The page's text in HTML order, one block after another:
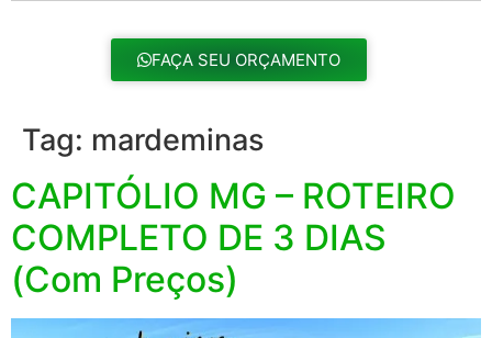
FAÇA SEU ORÇAMENTO
Tag: mardeminas
CAPITÓLIO MG – ROTEIRO
COMPLETO DE 3 DIAS
(Com Preços)